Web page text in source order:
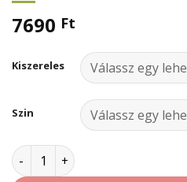
7690 Ft
Kiszereles
Szin
Hammerite Közvetlenül